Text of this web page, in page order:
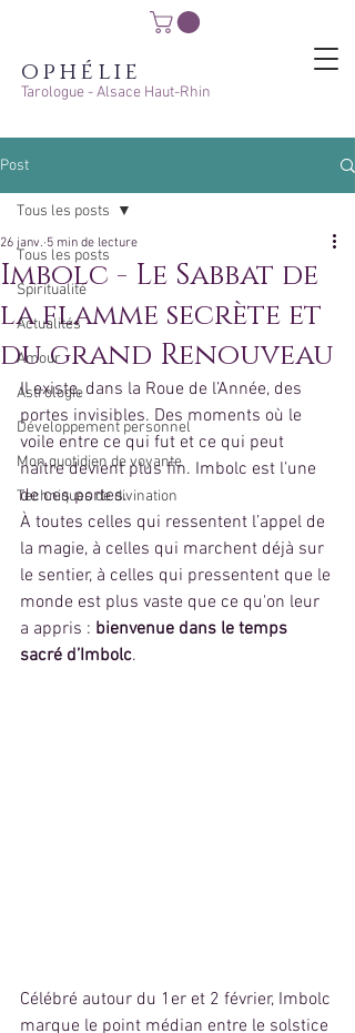
ophélie
Tarologue - Alsace Haut-Rhin
Post
Tous les posts
Spiritualité
Actualités
Amour
Astrologie
Développement personnel
Mon quotidien de voyante
Techniques de divination
Tous les posts
Imbolc - Le Sabbat de
la flamme secrète et
du grand Renouveau
26 janv. 5 min de lecture
Il existe, dans la Roue de l’Année, des
portes invisibles. Des moments où le
voile entre ce qui fut et ce qui peut
naître devient plus fin. Imbolc est l’une
de ces portes.
À toutes celles qui ressentent l’appel de
la magie, à celles qui marchent déjà sur
le sentier, à celles qui pressentent que le
monde est plus vaste que ce qu'on leur
a appris : bienvenue dans le temps
sacré d’Imbolc.
Célébré autour du 1er et 2 février, Imbolc
marque le point médian entre le solstice